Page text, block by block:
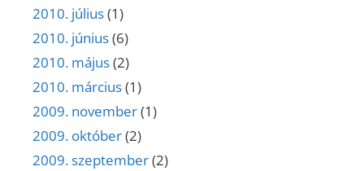
2010. július(1)
2010. június(6)
2010. május(2)
2010. március(1)
2009. november(1)
2009. október(2)
2009. szeptember(2)